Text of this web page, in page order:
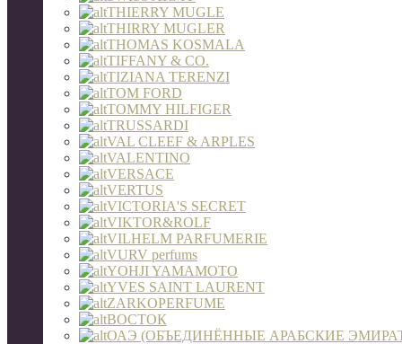
THIERRY MUGLE
THIRRY MUGLER
THOMAS KOSMALA
TIFFANY & CO.
TIZIANA TERENZI
TOM FORD
TOMMY HILFIGER
TRUSSARDI
VAL CLEEF & ARPLES
VALENTINO
VERSACE
VERTUS
VICTORIA'S SECRET
VIKTOR&ROLF
VILHELM PARFUMERIE
VURV perfums
YOHJI YAMAMOTO
YVES SAINT LAURENT
ZARKOPERFUME
ВОСТОК
ОАЭ (ОБЪЕДИНЁННЫЕ АРАБСКИЕ